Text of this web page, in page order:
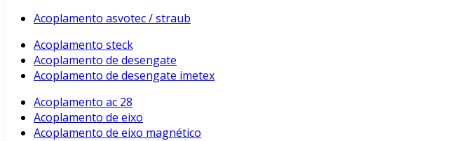
Acoplamento asvotec / straub
Acoplamento steck
Acoplamento de desengate
Acoplamento de desengate imetex
Acoplamento ac 28
Acoplamento de eixo
Acoplamento de eixo magnético